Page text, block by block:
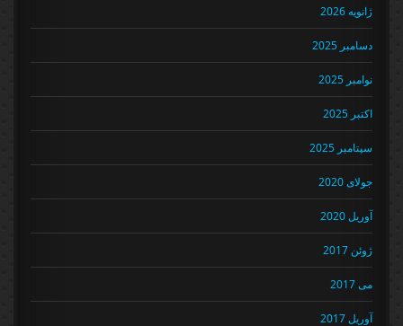
ژانویه 2026
دسامبر 2025
نوامبر 2025
اکتبر 2025
سپتامبر 2025
جولای 2020
آوریل 2020
ژوئن 2017
می 2017
آوریل 2017